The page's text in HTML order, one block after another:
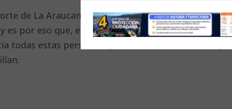
de La Araucanía sostuvo que “necesitamos que
es por eso que, en esta situación, el Gobierno tiene
todas estas personas que están haciendo este tipo